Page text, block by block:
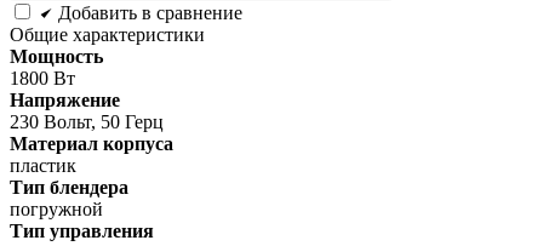
Добавить в сравнение
Общие характеристики
Мощность
1800 Вт
Напряжение
230 Вольт, 50 Герц
Материал корпуса
пластик
Тип блендера
погружной
Тип управления